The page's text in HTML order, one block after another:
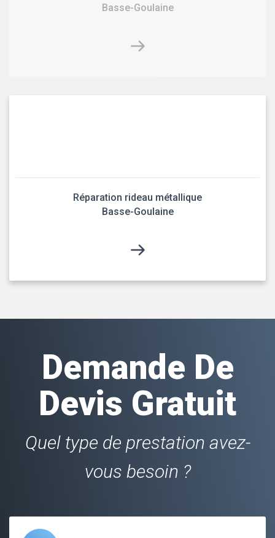
Basse-Goulaine
Réparation rideau métallique
Basse-Goulaine
Demande De
Devis Gratuit
Quel type de prestation avez-
vous besoin ?